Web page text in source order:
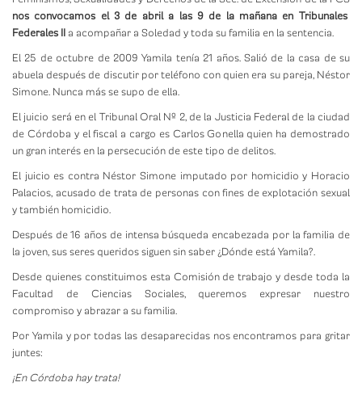
nos convocamos el 3 de abril a las 9 de la mañana en Tribunales
Federales II a acompañar a Soledad y toda su familia en la sentencia.
El 25 de octubre de 2009 Yamila tenía 21 años. Salió de la casa de su
abuela después de discutir por teléfono con quien era su pareja, Néstor
Simone. Nunca más se supo de ella.
El juicio será en el Tribunal Oral Nº 2, de la Justicia Federal de la ciudad
de Córdoba y el fiscal a cargo es Carlos Gonella quien ha demostrado
un gran interés en la persecución de este tipo de delitos.
El juicio es contra Néstor Simone imputado por homicidio y Horacio
Palacios, acusado de trata de personas con fines de explotación sexual
y también homicidio.
Después de 16 años de intensa búsqueda encabezada por la familia de
la joven, sus seres queridos siguen sin saber ¿Dónde está Yamila?.
Desde quienes constituimos esta Comisión de trabajo y desde toda la
Facultad de Ciencias Sociales, queremos expresar nuestro
compromiso y abrazar a su familia.
Por Yamila y por todas las desaparecidas nos encontramos para gritar
juntes:
¡En Córdoba hay trata!